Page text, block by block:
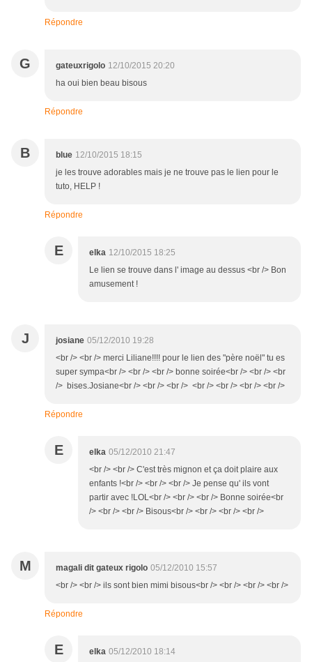
Répondre
G gateuxrigolo 12/10/2015 20:20
ha oui bien beau bisous
Répondre
B blue 12/10/2015 18:15
je les trouve adorables mais je ne trouve pas le lien pour le
tuto, HELP !
Répondre
E elka 12/10/2015 18:25
Le lien se trouve dans l' image au dessus <br /> Bon
amusement !
J josiane 05/12/2010 19:28
<br /> <br /> merci Liliane!!!! pour le lien des "père noël" tu es
super sympa<br /> <br /> <br /> bonne soirée<br /> <br /> <br
/> bises.Josiane<br /> <br /> <br /> <br /> <br /> <br /> <br />
Répondre
E elka 05/12/2010 21:47
<br /> <br /> C'est très mignon et ça doit plaire aux
enfants !<br /> <br /> <br /> Je pense qu' ils vont
partir avec !LOL<br /> <br /> <br /> Bonne soirée<br
/> <br /> <br /> Bisous<br /> <br /> <br /> <br />
M magali dit gateux rigolo 05/12/2010 15:57
<br /> <br /> ils sont bien mimi bisous<br /> <br /> <br /> <br />
Répondre
E elka 05/12/2010 18:14